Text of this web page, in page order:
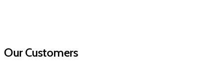
Our Customers